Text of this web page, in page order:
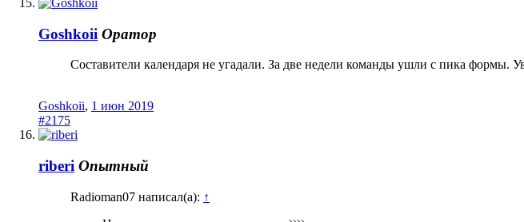
Goshkoii Оратор
Составители календаря не угадали. За две недели команды ушли с пика формы.
Goshkoii, 1 июн 2019
#2175
riberi Опытный
Radioman07 написал(а): ↑